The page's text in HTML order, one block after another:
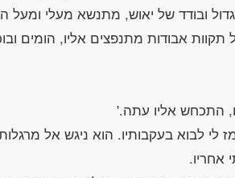
ובודד של יאוש, מתנשא מעלי ומעל
אבודות מתנפצים אליו, הומים
לי לבוא בעקבותיו. הוא ניגש אל